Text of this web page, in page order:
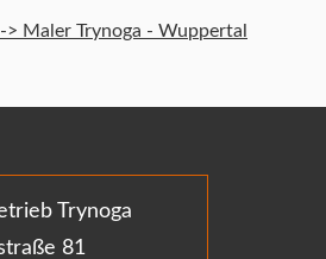
Maler Trynoga - Wuppertal
Trynoga
81